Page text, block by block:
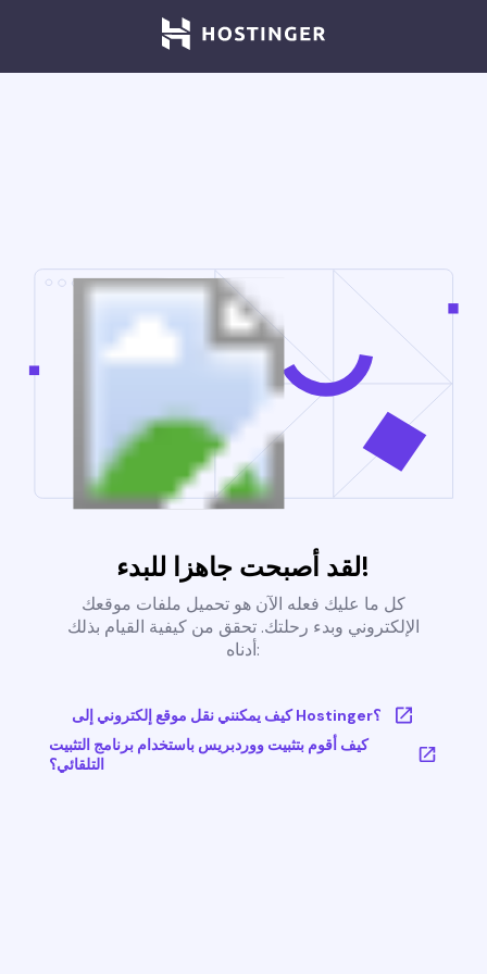
لقد أصبحت جاهزا للبدء!
كل ما عليك فعله الآن هو تحميل ملفات موقعك
الإلكتروني وبدء رحلتك. تحقق من كيفية القيام بذلك
أدناه:
كيف يمكنني نقل موقع إلكتروني إلى Hostinger؟
كيف أقوم بتثبيت ووردبريس باستخدام برنامج التثبيت
التلقائي؟